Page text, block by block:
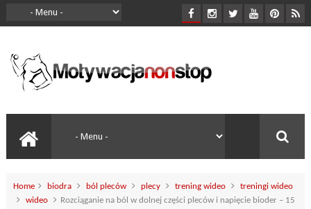
Home biodra ból pleców plecy trening wideo
treningi wideo
wideo
Rozciąganie na ból w dolnej części pleców i napięcie bioder – 15